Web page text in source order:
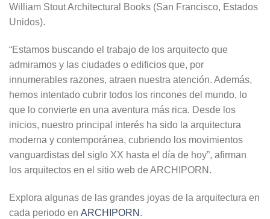
William Stout Architectural Books (San Francisco, Estados
Unidos).
“Estamos buscando el trabajo de los arquitecto que
admiramos y las ciudades o edificios que, por
innumerables razones, atraen nuestra atención. Además,
hemos intentado cubrir todos los rincones del mundo, lo
que lo convierte en una aventura más rica. Desde los
inicios, nuestro principal interés ha sido la arquitectura
moderna y contemporánea, cubriendo los movimientos
vanguardistas del siglo XX hasta el día de hoy”, afirman
los arquitectos en el sitio web de ARCHIPORN.
Explora algunas de las grandes joyas de la arquitectura en
cada periodo en ARCHIPORN .